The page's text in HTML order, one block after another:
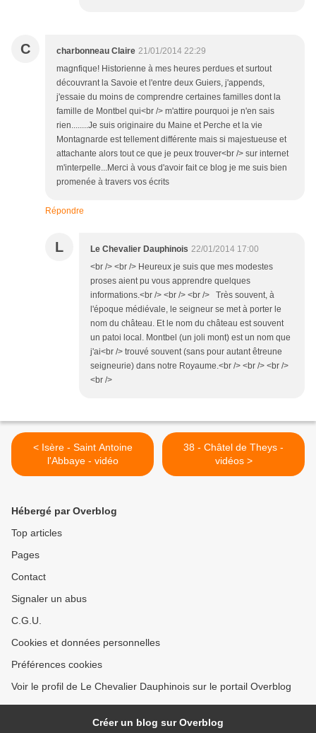
C charbonneau Claire 21/01/2014 22:29
magnfique! Historienne à mes heures perdues et surtout
découvrant la Savoie et l'entre deux Guiers, j'appends,
j'essaie du moins de comprendre certaines familles dont la
famille de Montbel qui<br /> m'attire pourquoi je n'en sais
rien........Je suis originaire du Maine et Perche et la vie
Montagnarde est tellement différente mais si majestueuse et
attachante alors tout ce que je peux trouver<br /> sur internet
m'interpelle...Merci à vous d'avoir fait ce blog je me suis bien
promenée à travers vos écrits
Répondre
L Le Chevalier Dauphinois 22/01/2014 17:00
<br /> <br /> Heureux je suis que mes modestes
proses aient pu vous apprendre quelques
informations.<br /> <br /> <br /> Très souvent, à
l'époque médiévale, le seigneur se met à porter le
nom du château. Et le nom du château est souvent
un patoi local. Montbel (un joli mont) est un nom que
j'ai<br /> trouvé souvent (sans pour autant êtreune
seigneurie) dans notre Royaume.<br /> <br /> <br />
<br />
< Isère - Saint Antoine
l'Abbaye - vidéo
38 - Châtel de Theys -
vidéos >
Hébergé par Overblog
Top articles
Pages
Contact
Signaler un abus
C.G.U.
Cookies et données personnelles
Préférences cookies
Voir le profil de Le Chevalier Dauphinois sur le portail Overblog
Créer un blog sur Overblog